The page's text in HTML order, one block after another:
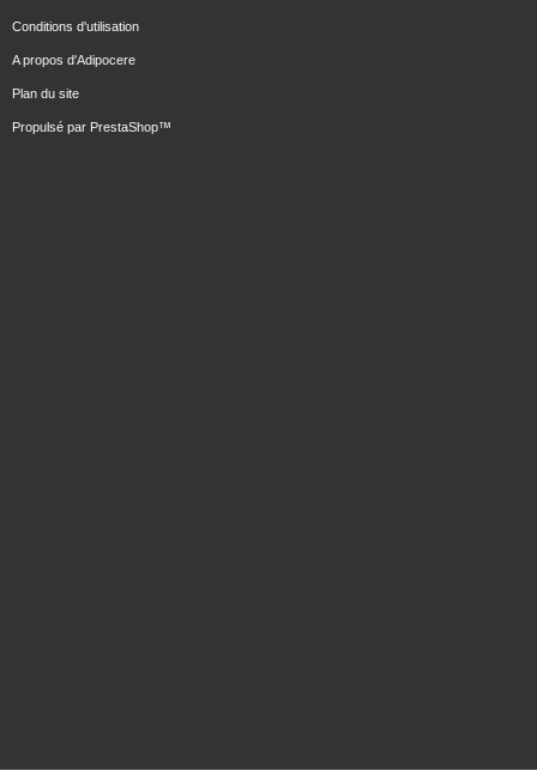
Conditions d'utilisation
A propos d'Adipocere
Plan du site
Propulsé par PrestaShop™